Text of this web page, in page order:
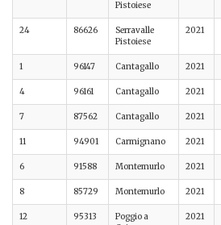
Pistoiese
24 86626
Serravalle
Pistoiese
2021
1 96147 Cantagallo 2021
4 96161 Cantagallo 2021
7 87562 Cantagallo 2021
11 94901 Carmignano 2021
6 91588 Montemurlo 2021
8 85729 Montemurlo 2021
12 95313
Poggio a
2021